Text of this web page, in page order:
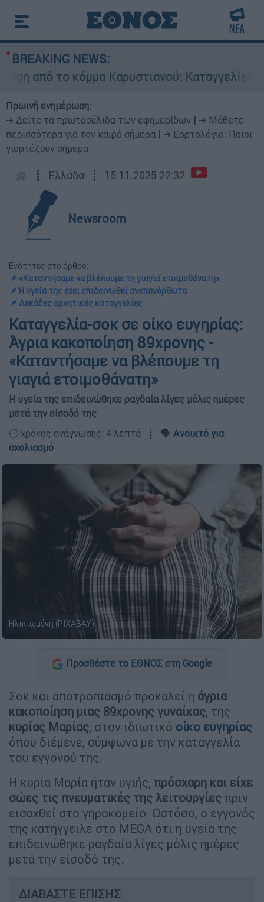
BREAKING NEWS:
το κόμμα Καρυστιανού: Καταγγελίες
Πρωινή ενημέρωση:
➔ Δείτε τα πρωτοσέλιδα των εφημερίδων
➔ Μάθετε
περισσότερα για τον καιρό σήμερα
➔ Εορτολόγιο: Ποιοι
γιορτάζουν σήμερα
┋ Ελλάδα ┋ 15.11.2025 22:32
Newsroom
Ενότητες στο άρθρο:
📌 «Καταντήσαμε να βλέπουμε τη γιαγιά ετοιμοθάνατη»
📌 Η υγεία της έχει επιδεινωθεί ανεπανόρθωτα
📌 Δεκάδες αρνητικές καταγγελίες
Καταγγελία-σοκ σε οίκο ευγηρίας:
Άγρια κακοποίηση 89χρονης -
«Καταντήσαμε να βλέπουμε τη
γιαγιά ετοιμοθάνατη»
Η υγεία της επιδεινώθηκε ραγδαία λίγες μόλις ημέρες
μετά την είσοδό της
🕛 χρόνος ανάγνωσης: 4 λεπτά ┋ 🗣️ Ανοικτό για
σχολιασμό
Ηλικιωμένη (PIXABAY)
Προσθέστε το ΕΘΝΟΣ στη Google
Σοκ και αποτροπιασμό προκαλεί η άγρια
κακοποίηση μιας 89χρονης γυναίκας, της
κυρίας Μαρίας, στον ιδιωτικό οίκο ευγηρίας
όπου διέμενε, σύμφωνα με την καταγγελία
του εγγονού της.
Η κυρία Μαρία ήταν υγιής, πρόσχαρη και είχε
σώες τις πνευματικές της λειτουργίες πριν
εισαχθεί στο γηροκομείο. Ωστόσο, ο εγγονός
της κατήγγειλε στο MEGA ότι η υγεία της
επιδεινώθηκε ραγδαία λίγες μόλις ημέρες
μετά την είσοδό της.
ΔΙΑΒΑΣΤΕ ΕΠΙΣΗΣ